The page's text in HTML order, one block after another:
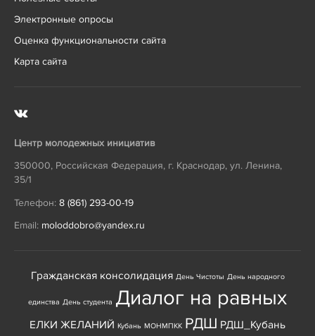
Электронные опросы
Оценка функциональности сайта
Карта сайта
Центр молодежных инициатив
350000, Российская Федерация, г. Краснодар, ул. Ленина,
35/1
Телефон: 8 (861) 293-00-19
Email: moloddobro@yandex.ru
Гражданская консолидация День Чистоты День народного
единства День студента Диалог на равных
ЕЛКИ ЖЕЛАНИЙ Кубань МОНМПКК РДШ РДШ_Кубань